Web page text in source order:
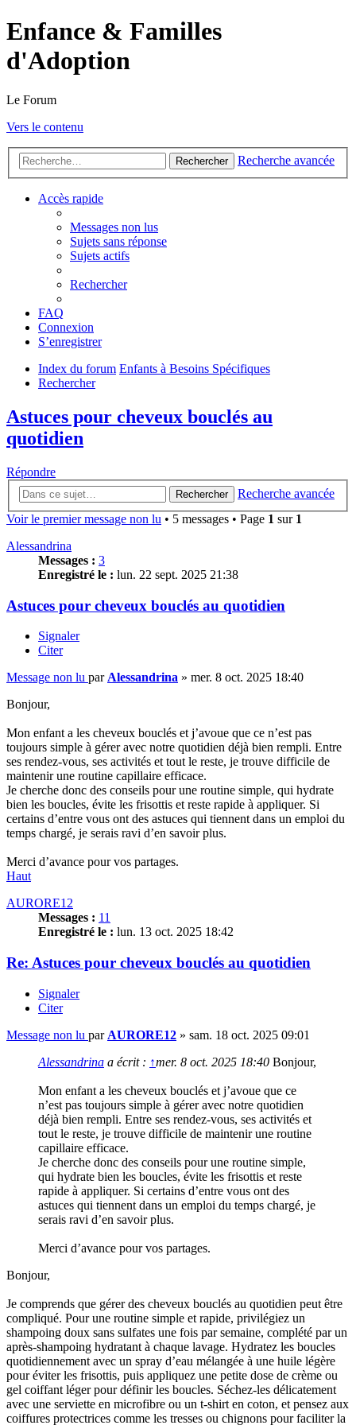
Enfance & Familles
d'Adoption
Le Forum
Vers le contenu
Rechercher Recherche avancée
Accès rapide
Messages non lus
Sujets sans réponse
Sujets actifs
Rechercher
FAQ
Connexion
S’enregistrer
Index du forum Enfants à Besoins Spécifiques
Rechercher
Astuces pour cheveux bouclés au
quotidien
Répondre
Rechercher
Recherche avancée
Voir le premier message non lu • 5 messages • Page 1 sur 1
Alessandrina
Messages : 3
Enregistré le : lun. 22 sept. 2025 21:38
Astuces pour cheveux bouclés au quotidien
Signaler
Citer
Message non lu par Alessandrina » mer. 8 oct. 2025 18:40
Bonjour,
Mon enfant a les cheveux bouclés et j’avoue que ce n’est pas
toujours simple à gérer avec notre quotidien déjà bien rempli. Entre
ses rendez-vous, ses activités et tout le reste, je trouve difficile de
maintenir une routine capillaire efficace.
Je cherche donc des conseils pour une routine simple, qui hydrate
bien les boucles, évite les frisottis et reste rapide à appliquer. Si
certains d’entre vous ont des astuces qui tiennent dans un emploi du
temps chargé, je serais ravi d’en savoir plus.
Merci d’avance pour vos partages.
Haut
AURORE12
Messages : 11
Enregistré le : lun. 13 oct. 2025 18:42
Re: Astuces pour cheveux bouclés au quotidien
Signaler
Citer
Message non lu par AURORE12 » sam. 18 oct. 2025 09:01
Alessandrina a écrit : ↑mer. 8 oct. 2025 18:40 Bonjour,
Mon enfant a les cheveux bouclés et j’avoue que ce
n’est pas toujours simple à gérer avec notre quotidien
déjà bien rempli. Entre ses rendez-vous, ses activités et
tout le reste, je trouve difficile de maintenir une routine
capillaire efficace.
Je cherche donc des conseils pour une routine simple,
qui hydrate bien les boucles, évite les frisottis et reste
rapide à appliquer. Si certains d’entre vous ont des
astuces qui tiennent dans un emploi du temps chargé, je
serais ravi d’en savoir plus.
Merci d’avance pour vos partages.
Bonjour,
Je comprends que gérer des cheveux bouclés au quotidien peut être
compliqué. Pour une routine simple et rapide, privilégiez un
shampoing doux sans sulfates une fois par semaine, complété par un
après-shampoing hydratant à chaque lavage. Hydratez les boucles
quotidiennement avec un spray d’eau mélangée à une huile légère
pour éviter les frisottis, puis appliquez une petite dose de crème ou
gel coiffant léger pour définir les boucles. Séchez-les délicatement
avec une serviette en microfibre ou un t-shirt en coton, et pensez aux
coiffures protectrices comme les tresses ou chignons pour faciliter la